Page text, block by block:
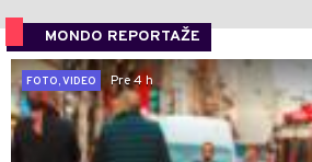
MONDO REPORTAŽE
FOTO, VIDEO
Pre 4 h